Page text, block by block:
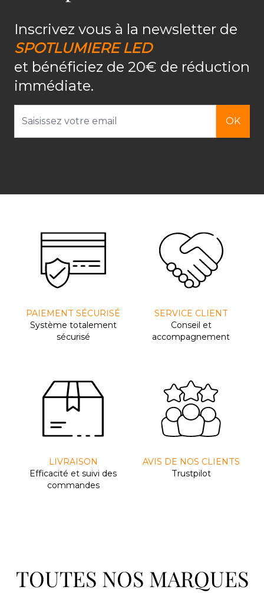
Inscrivez vous à la newsletter de
SPOTLUMIERE LED
et bénéficiez de 20€ de réduction
immédiate.
OK
PAIEMENT SÉCURISÉ
Système totalement
sécurisé
SERVICE CLIENT
Conseil et
accompagnement
LIVRAISON
Efﬁcacité et suivi des
commandes
AVIS DE NOS CLIENTS
Trustpilot
TOUTES NOS MARQUES